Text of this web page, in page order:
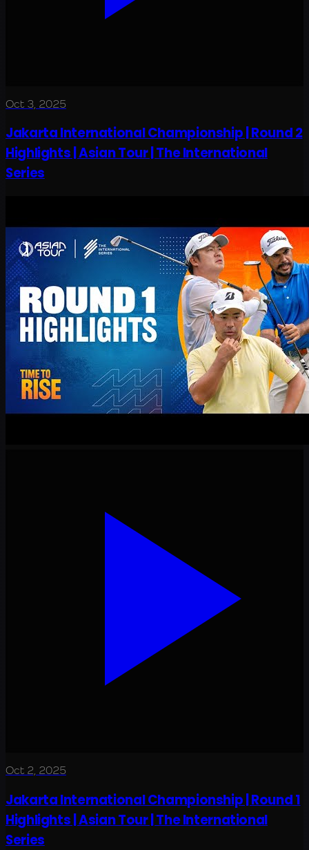
Oct 3, 2025
Jakarta International Championship | Round 2
Highlights | Asian Tour | The International
Series
Oct 2, 2025
Jakarta International Championship | Round 1
Highlights | Asian Tour | The International
Series